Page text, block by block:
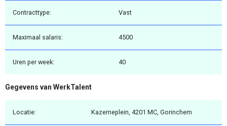
Contracttype: Vast
Maximaal salaris: 4500
Uren per week: 40
Gegevens van WerkTalent
Locatie: Kazerneplein, 4201 MC, Gorinchem